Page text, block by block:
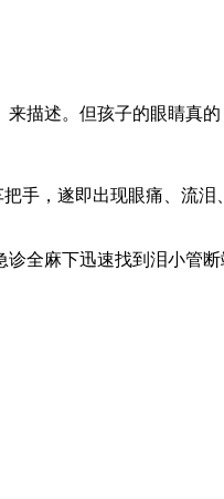
描述。但孩子的眼睛真
手，遂即出现眼痛、流
全麻下迅速找到泪小管